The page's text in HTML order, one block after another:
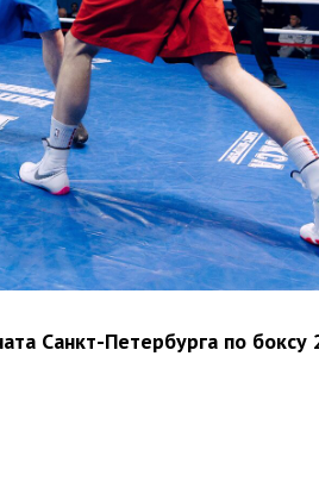
Санкт-Петербурга по боксу